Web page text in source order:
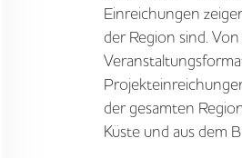
AKTUELLES
MEDIEN
Einreichungen
der Region sind.
der gesamten
Küste und aus dem